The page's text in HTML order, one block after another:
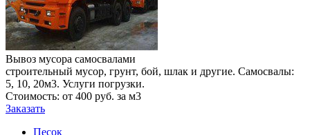
Вывоз мусора самосвалами
строительный мусор, грунт, бой, шлак и другие. Самосвалы:
5, 10, 20м3. Услуги погрузки.
Стоимость: от 400 руб. за м3
Заказать
Песок